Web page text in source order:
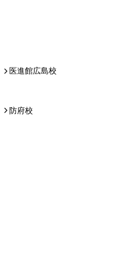
医進館広島校
防府校